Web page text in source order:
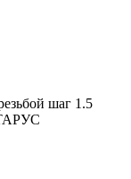
шаг 1.5